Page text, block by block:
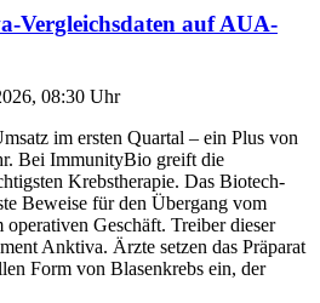
Vergleichsdaten auf AUA-
08:30 Uhr
im ersten Quartal – ein Plus von
Bei ImmunityBio greift die
Krebstherapie. Das Biotech-
Beweise für den Übergang vom
Geschäft. Treiber dieser
Anktiva. Ärzte setzen das Präparat
Form von Blasenkrebs ein, der